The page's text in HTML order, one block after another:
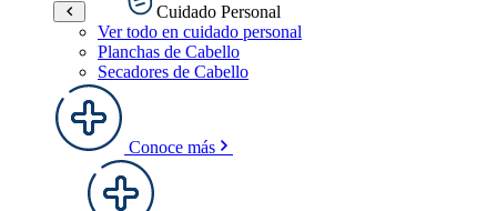
Cuidado Personal
Ver todo en cuidado personal
Planchas de Cabello
Secadores de Cabello
Conoce más